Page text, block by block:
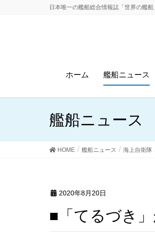
日本唯一の艦船総合情報誌「世界の艦
ホーム 艦船ニュース
艦船ニュース
HOME 艦船ニュース 海上自衛隊
2020年8月20日
■「てるづ